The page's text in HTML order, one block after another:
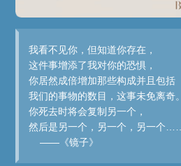
我看不见你，但知道你存在，
这件事增添了我对你的恐惧，
你居然成倍增加那些构成并且包括
我们的事物的数目，这事未免离奇。
你死去时将会复制另一个，
然后是另一个，另一个，另一个……
——《镜子》